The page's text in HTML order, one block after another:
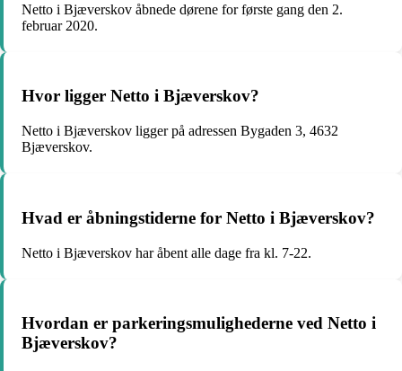
Netto i Bjæverskov åbnede dørene for første gang den 2.
februar 2020.
Hvor ligger Netto i Bjæverskov?
Netto i Bjæverskov ligger på adressen Bygaden 3, 4632
Bjæverskov.
Hvad er åbningstiderne for Netto i Bjæverskov?
Netto i Bjæverskov har åbent alle dage fra kl. 7-22.
Hvordan er parkeringsmulighederne ved Netto i
Bjæverskov?